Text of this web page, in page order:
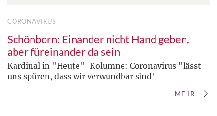
CORONAVIRUS
Schönborn: Einander nicht Hand geben,
aber füreinander da sein
Kardinal in "Heute"-Kolumne: Coronavirus "lässt
uns spüren, dass wir verwundbar sind"
MEHR